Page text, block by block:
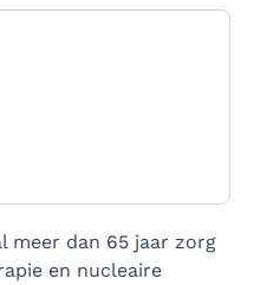
meer dan 65 jaar zorg
en nucleaire